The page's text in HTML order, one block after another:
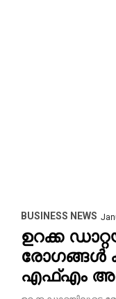
BUSINESS NEWS
ഉറക്ക
രോഗങ്ങൾ
എഫ്എം